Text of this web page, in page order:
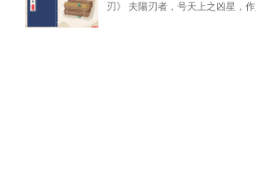
刃》 夫陽刃者，号天上之凶星，